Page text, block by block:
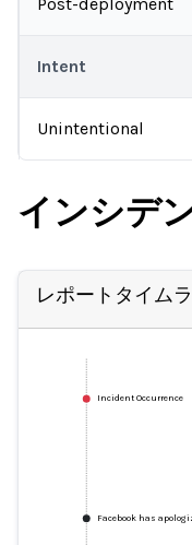
Intent
Unintentional
インシデ
レポートタイム
Incident Occurrence
Facebook has